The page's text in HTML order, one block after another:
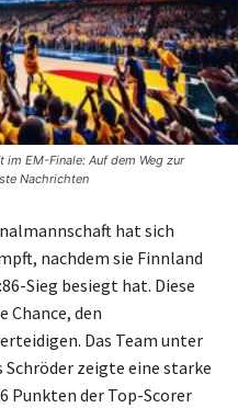
EM-Finale: Auf dem Weg zur
Nachrichten
hat sich
nachdem sie Finnland
Sieg besiegt hat. Diese
Chance, den
Das Team unter
zeigte eine starke
Punkten der Top-Scorer